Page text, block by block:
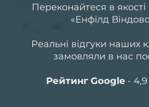
Переконайтеся в якості
«Енфілд
Реальні відгуки наших
замовляли в нас
Рейтинг Google - 4,9